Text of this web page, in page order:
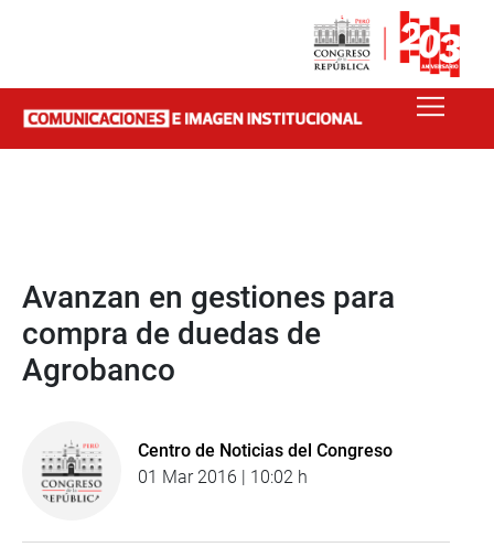
Avanzan en gestiones para
compra de duedas de
Agrobanco
Centro de Noticias del Congreso
01 Mar 2016 | 10:02 h